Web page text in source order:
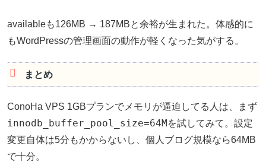
availableも126MB → 187MBと余裕が生まれた。体感的に
もWordPressの管理画面の動作が軽くなった気がする。
まとめ
ConoHa VPS 1GBプランでメモリが逼迫してる人は、まず
innodb_buffer_pool_size=64Mを試してみて。設定
変更自体は5分もかからないし、個人ブログ規模なら64MB
で十分。